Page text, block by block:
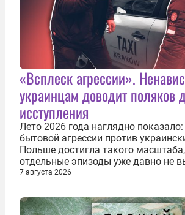
«Всплеск агрессии».
украинцам доводит поляков
исступления
Лето 2026 года наглядно
бытовой агрессии против
Польше достигла такого
отдельные эпизоды уже давно не
случайными. Поляки, судя по
буквально теряют рассудок от
украинским беженцам, и каждый
по-своему...
7 августа 2026